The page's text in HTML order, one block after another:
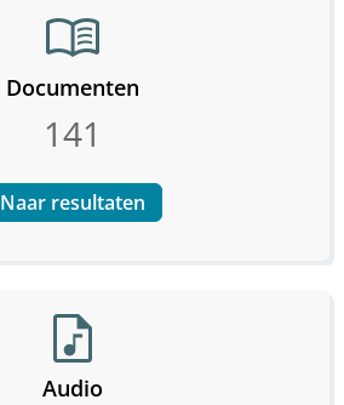
menu_book
Documenten
141
Naar resultaten
audio_file
Audio